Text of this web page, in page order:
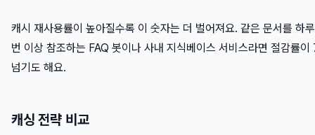
캐시 재사용률이 높아질수록 이 숫자는 더 벌어져요. 같은 문서를 하
번 이상 참조하는 FAQ 봇이나 사내 지식베이스 서비스라면 절감률
넘기도 해요.
캐싱 전략 비교